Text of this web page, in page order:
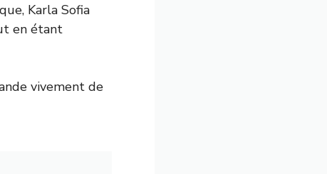
Karla Sofia
en étant
vivement de